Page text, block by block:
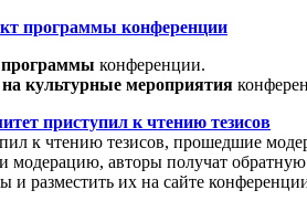
программы конференции
программы конференции.
на культурные мероприятия
приступил к чтению тезисов
к чтению тезисов, прошедшие
модерацию, авторы получат
и разместить их на сайте